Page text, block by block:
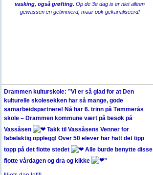
vasking, også grøfting. Op de 3e dag is er niet alleen
gewassen en getimmerd, maar ook gekanaliseerd!
Drammen kulturskole: ”Vi er så glad for at Den
kulturelle skolesekken har så mange, gode
samarbeidspartnere! Nå har 6. trinn på Tømmerås
skole – Drammen kommune vært på besøk på
Vassåsen
Takk til Vassåsens Venner for
fabelaktig opplegg! Over 50 elever har hatt det tipp
topp på det flotte stedet
Alle burde benytte disse
flotte vårdagen og dra og kikke
”